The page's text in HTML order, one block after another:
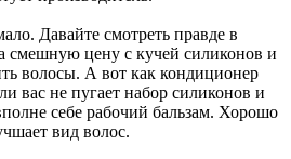
Давайте смотреть правде в
смешную цену с кучей силиконов и
волосы. А вот как кондиционер
вас не пугает набор силиконов и
себе рабочий бальзам. Хорошо
вид волос.